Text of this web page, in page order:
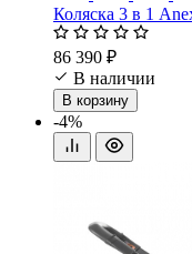
Коляска 3 в 1
86 390 ₽
В наличии
В корзину
-4%